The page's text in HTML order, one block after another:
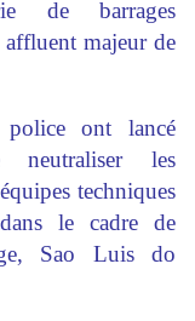
de barrages
majeur de
ont lancé
neutraliser les
techniques
le cadre de
Sao Luis do